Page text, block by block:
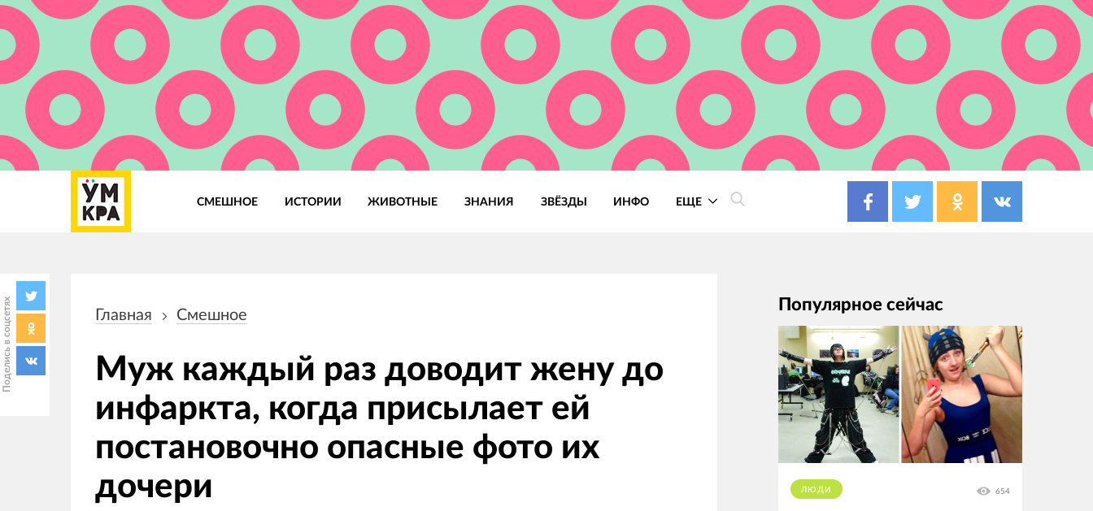
СМЕШНОЕ ИСТОРИИ ЖИВОТНЫЕ ЗНАНИЯ ЗВЁЗДЫ ИНФО ЕЩЕ
Поделись в соцсетях навигации
Главная Смешное
Муж каждый раз доводит жену до
инфаркта, когда присылает ей
постановочно опасные фото их
дочери
Популярное сейчас
ЛЮДИ 654